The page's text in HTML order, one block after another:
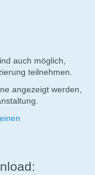
auch möglich,
teilnehmen.
angezeigt werden,